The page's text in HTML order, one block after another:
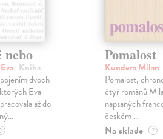
nebo
| Kniha
dvoch
Eva
až do
?
Pomalost
Kundera Milan
Pomalost,
čtyř románů
napsaných
českém ...
Na sklade ?